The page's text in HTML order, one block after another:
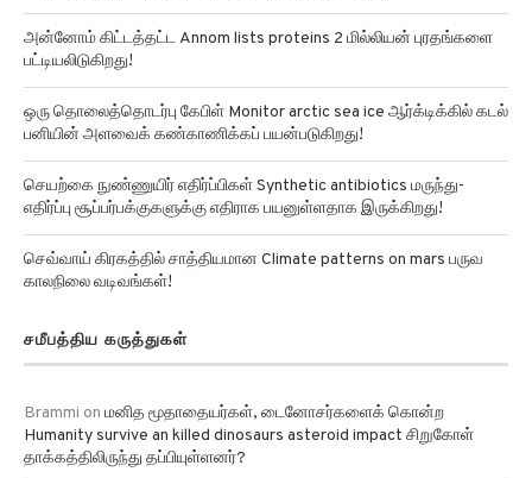
அன்னோம் கிட்டத்தட்ட Annom lists proteins 2 மில்லியன் புரதங்களை
பட்டியலிடுகிறது!
ஒரு தொலைத்தொடர்பு கேபிள் Monitor arctic sea ice ஆர்க்டிக்கில் கடல்
பனியின் அளவைக் கண்காணிக்கப் பயன்படுகிறது!
செயற்கை நுண்ணுயிர் எதிர்ப்பிகள் Synthetic antibiotics மருந்து-
எதிர்ப்பு சூப்பர்பக்குகளுக்கு எதிராக பயனுள்ளதாக இருக்கிறது!
செவ்வாய் கிரகத்தில் சாத்தியமான Climate patterns on mars பருவ
காலநிலை வடிவங்கள்!
சமீபத்திய கருத்துகள்
Brammi on மனித மூதாதையர்கள், டைனோசர்களைக் கொன்ற
Humanity survive an killed dinosaurs asteroid impact சிறுகோள்
தாக்கத்திலிருந்து தப்பியுள்ளனர்?